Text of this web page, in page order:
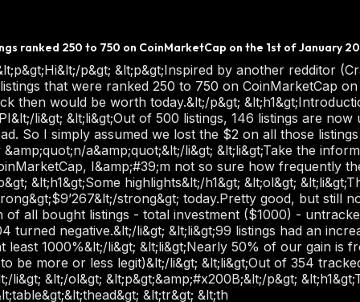
ranked 250 to 750 on CoinMarketCap on the 1st of January
Network&lt;/td&gt; &lt;td align=&quot;left&quot;&gt;491&lt;/td&gt; &lt;td align=&quot;left&quot;&gt;87&lt;/td&gt; &lt;td align=&quot;left&quot;&gt;+12974.3%&lt;/td&gt; &lt;td align=&quot;left&quot;&gt;261.486&lt;/td&gt; &lt;/tr&gt; &lt;tr&gt; &lt;td align=&quot;left&quot;&gt;ZelCash&lt;/td&gt; &lt;td align=&quot;left&quot;&gt;693&lt;/td&gt; &lt;td align=&quot;left&quot;&gt;121&lt;/td&gt; &lt;td align=&quot;left&quot;&gt;+12491.1%&lt;/td&gt; &lt;td align=&quot;left&quot;&gt;251.822&lt;/td&gt; &lt;/tr&gt; &lt;tr&gt; &lt;td align=&quot;left&quot;&gt;Constellation&lt;/td&gt; &lt;td align=&quot;left&quot;&gt;682&lt;/td&gt; &lt;td align=&quot;left&quot;&gt;187&lt;/td&gt; &lt;td align=&quot;left&quot;&gt;+10286.7%&lt;/td&gt; &lt;td align=&quot;left&quot;&gt;207.734&lt;/td&gt; &lt;/tr&gt; &lt;tr&gt; &lt;td align=&quot;left&quot;&gt;SwissBorg&lt;/td&gt; &lt;td align=&quot;left&quot;&gt;444&lt;/td&gt; &lt;td align=&quot;left&quot;&gt;129&lt;/td&gt; &lt;td align=&quot;left&quot;&gt;+10016.2%&lt;/td&gt; &lt;td align=&quot;left&quot;&gt;202.324&lt;/td&gt; &lt;/tr&gt; &lt;/tbody&gt;&lt;/table&gt; &lt;p&gt;&amp;#x200B;&lt;/p&gt; &lt;h1&gt;TOP 10 LOOSERS&lt;/h1&gt; &lt;table&gt;&lt;thead&gt; &lt;tr&gt; &lt;th align=&quot;left&quot;&gt;&lt;em&gt;Name&lt;/em&gt;&lt;/th&gt; &lt;th align=&quot;left&quot;&gt;&lt;em&gt;Rank 2019&lt;/em&gt;&lt;/th&gt; &lt;th align=&quot;left&quot;&gt;&lt;em&gt;Rank 2021&lt;/em&gt;&lt;/th&gt; &lt;th align=&quot;left&quot;&gt;&lt;em&gt;Decrease&lt;/em&gt;&lt;/th&gt; &lt;th align=&quot;left&quot;&gt;&lt;em&gt;Investment worth today&lt;/em&gt;&lt;/th&gt; &lt;/tr&gt; &lt;/thead&gt;&lt;tbody&gt; &lt;tr&gt; &lt;td align=&quot;left&quot;&gt;DOWCOIN&lt;/td&gt; &lt;td align=&quot;left&quot;&gt;725&lt;/td&gt; &lt;td align=&quot;left&quot;&gt;2794&lt;/td&gt; &lt;td align=&quot;left&quot;&gt;-99.9527%&lt;/td&gt; &lt;td align=&quot;left&quot;&gt;0.000946&lt;/td&gt; &lt;/tr&gt; &lt;tr&gt; &lt;td align=&quot;left&quot;&gt;Boolberry&lt;/td&gt; &lt;td align=&quot;left&quot;&gt;260&lt;/td&gt; &lt;td align=&quot;left&quot;&gt;2679&lt;/td&gt; &lt;td align=&quot;left&quot;&gt;-99.7824%&lt;/td&gt; &lt;td align=&quot;left&quot;&gt;0.004352&lt;/td&gt; &lt;/tr&gt; &lt;tr&gt; &lt;td align=&quot;left&quot;&gt;XPA&lt;/td&gt; &lt;td align=&quot;left&quot;&gt;426&lt;/td&gt; &lt;td align=&quot;left&quot;&gt;2724&lt;/td&gt; &lt;td align=&quot;left&quot;&gt;-99.7164%&lt;/td&gt; &lt;td align=&quot;left&quot;&gt;0.005672&lt;/td&gt; &lt;/tr&gt; &lt;tr&gt; &lt;td align=&quot;left&quot;&gt;Semux&lt;/td&gt; &lt;td align=&quot;left&quot;&gt;604&lt;/td&gt; &lt;td align=&quot;left&quot;&gt;2718&lt;/td&gt; &lt;td align=&quot;left&quot;&gt;-99.5243%&lt;/td&gt; &lt;td align=&quot;left&quot;&gt;0.009514&lt;/td&gt; &lt;/tr&gt; &lt;tr&gt; &lt;td align=&quot;left&quot;&gt;EvenCoin&lt;/td&gt; &lt;td align=&quot;left&quot;&gt;363&lt;/td&gt; &lt;td align=&quot;left&quot;&gt;2569&lt;/td&gt; &lt;td align=&quot;left&quot;&gt;-99.4528%&lt;/td&gt; &lt;td align=&quot;left&quot;&gt;0.010944&lt;/td&gt; &lt;/tr&gt; &lt;tr&gt; &lt;td align=&quot;left&quot;&gt;Fox Trading&lt;/td&gt; &lt;td align=&quot;left&quot;&gt;638&lt;/td&gt; &lt;td align=&quot;left&quot;&gt;2733&lt;/td&gt; &lt;td align=&quot;left&quot;&gt;-99.3662%&lt;/td&gt; &lt;td align=&quot;left&quot;&gt;0.012676&lt;/td&gt; &lt;/tr&gt; &lt;tr&gt; &lt;td align=&quot;left&quot;&gt;SafeInsure&lt;/td&gt; &lt;td align=&quot;left&quot;&gt;637&lt;/td&gt; &lt;td align=&quot;left&quot;&gt;2283&lt;/td&gt; &lt;td align=&quot;left&quot;&gt;-99.2866%&lt;/td&gt; &lt;td align=&quot;left&quot;&gt;0.014268&lt;/td&gt; &lt;/tr&gt; &lt;tr&gt; &lt;td align=&quot;left&quot;&gt;MktCoin&lt;/td&gt; &lt;td align=&quot;left&quot;&gt;513&lt;/td&gt; &lt;td align=&quot;left&quot;&gt;2661&lt;/td&gt; &lt;td align=&quot;left&quot;&gt;-99.1831%&lt;/td&gt; &lt;td align=&quot;left&quot;&gt;0.016338&lt;/td&gt; &lt;/tr&gt; &lt;tr&gt; &lt;td align=&quot;left&quot;&gt;Paypex&lt;/td&gt; &lt;td align=&quot;left&quot;&gt;625&lt;/td&gt; &lt;td align=&quot;left&quot;&gt;2588&lt;/td&gt; &lt;td align=&quot;left&quot;&gt;-98.908%&lt;/td&gt; &lt;td align=&quot;left&quot;&gt;0.02184&lt;/td&gt; &lt;/tr&gt; &lt;tr&gt; &lt;td align=&quot;left&quot;&gt;Sakura Bloom&lt;/td&gt; &lt;td